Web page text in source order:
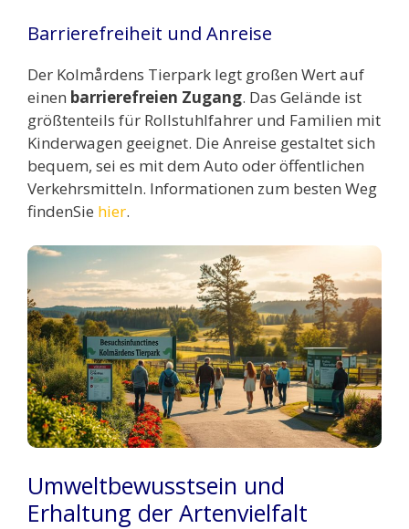
Barrierefreiheit und Anreise
Der Kolmårdens Tierpark legt großen Wert auf
einen barrierefreien Zugang. Das Gelände ist
größtenteils für Rollstuhlfahrer und Familien mit
Kinderwagen geeignet. Die Anreise gestaltet sich
bequem, sei es mit dem Auto oder öffentlichen
Verkehrsmitteln. Informationen zum besten Weg
findenSie hier.
Umweltbewusstsein und
Erhaltung der Artenvielfalt